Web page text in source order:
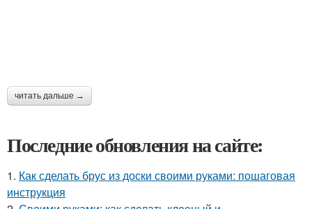
читать дальше →
Последние обновления на сайте:
1. Как сделать брус из доски своими руками: пошаговая
инструкция